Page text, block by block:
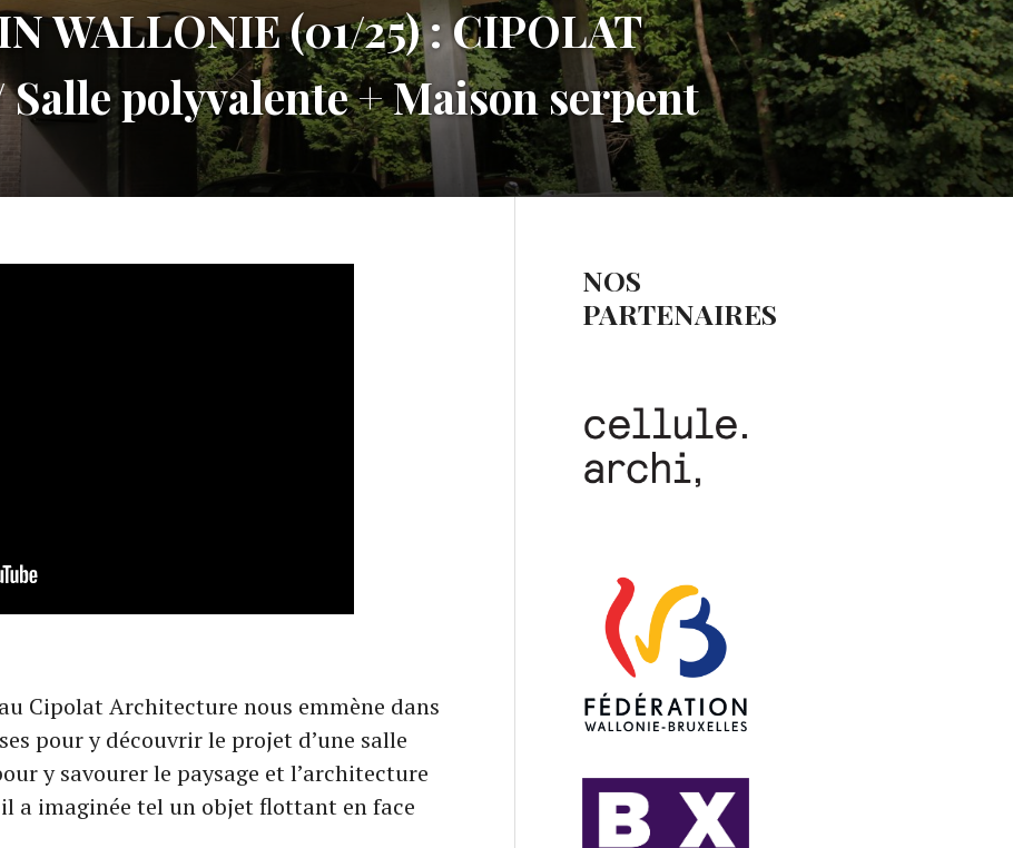
WALLONIE (01/25) : CIPOLAT
polyvalente + Maison serpent
Cipolat Architecture nous emmène dans
pour y découvrir le projet d’une salle
y savourer le paysage et l’architecture
a imaginée tel un objet flottant en face
NOS
PARTENAIRES